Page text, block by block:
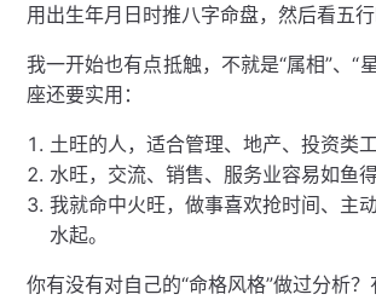
用出生年月日时推八字命盘，然后看五
我一开始也有点抵触，不就是“属相”、
座还要实用：
土旺的人，适合管理、地产、投资类工
水旺，交流、销售、服务业容易如鱼得
我就命中火旺，做事喜欢抢时间、主
水起。
你有没有对自己的“命格风格”做过分析